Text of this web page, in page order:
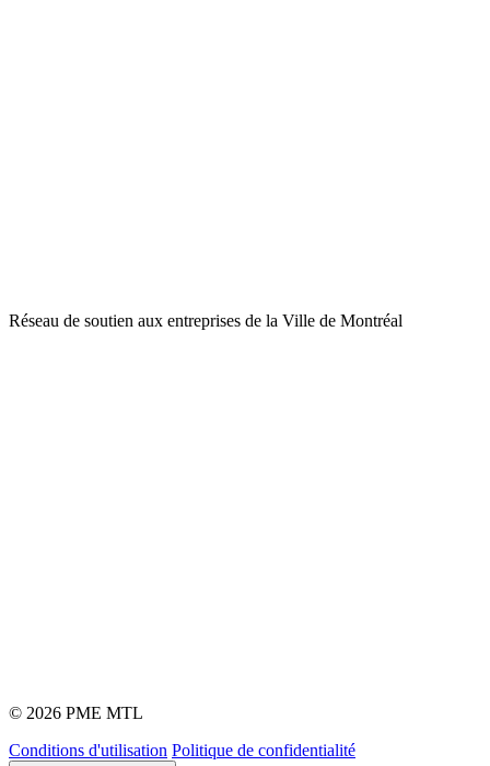
Réseau de soutien aux entreprises de la Ville de Montréal
© 2026 PME MTL
Conditions d'utilisation Politique de confidentialité